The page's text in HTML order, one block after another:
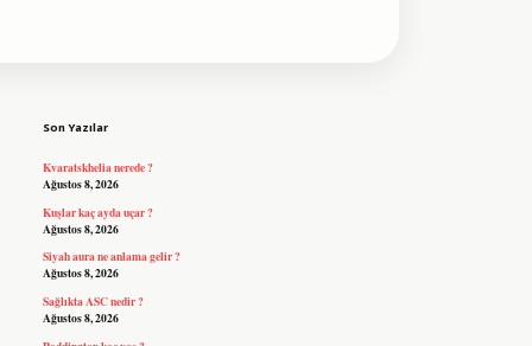
Son Yazılar
Kvaratskhelia nerede ?
Ağustos 8, 2026
Kuşlar kaç ayda uçar ?
Ağustos 8, 2026
Siyah aura ne anlama gelir ?
Ağustos 8, 2026
Sağlıkta ASC nedir ?
Ağustos 8, 2026